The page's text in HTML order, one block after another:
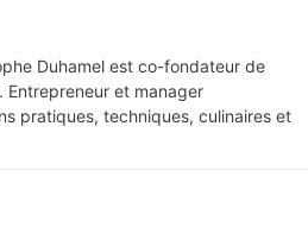
Duhamel est co-fondateur de
et manager
pratiques, techniques, culinaires et